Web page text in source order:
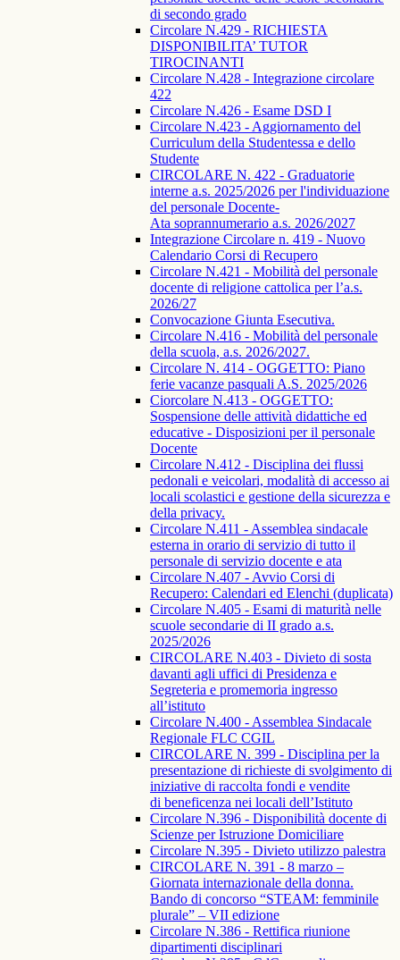
di secondo grado
Circolare N.429 - RICHIESTA
DISPONIBILITA’ TUTOR
TIROCINANTI
Circolare N.428 - Integrazione circolare
422
Circolare N.426 - Esame DSD I
Circolare N.423 - Aggiornamento del
Curriculum della Studentessa e dello
Studente
CIRCOLARE N. 422 - Graduatorie
interne a.s. 2025/2026 per l'individuazione
del personale Docente-
Ata soprannumerario a.s. 2026/2027
Integrazione Circolare n. 419 - Nuovo
Calendario Corsi di Recupero
Circolare N.421 - Mobilità del personale
docente di religione cattolica per l’a.s.
2026/27
Convocazione Giunta Esecutiva.
Circolare N.416 - Mobilità del personale
della scuola, a.s. 2026/2027.
Circolare N. 414 - OGGETTO: Piano
ferie vacanze pasquali A.S. 2025/2026
Ciorcolare N.413 - OGGETTO:
Sospensione delle attività didattiche ed
educative - Disposizioni per il personale
Docente
Circolare N.412 - Disciplina dei flussi
pedonali e veicolari, modalità di accesso ai
locali scolastici e gestione della sicurezza e
della privacy.
Circolare N.411 - Assemblea sindacale
esterna in orario di servizio di tutto il
personale di servizio docente e ata
Circolare N.407 - Avvio Corsi di
Recupero: Calendari ed Elenchi (duplicata)
Circolare N.405 - Esami di maturità nelle
scuole secondarie di II grado a.s.
2025/2026
CIRCOLARE N.403 - Divieto di sosta
davanti agli uffici di Presidenza e
Segreteria e promemoria ingresso
all’istituto
Circolare N.400 - Assemblea Sindacale
Regionale FLC CGIL
CIRCOLARE N. 399 - Disciplina per la
presentazione di richieste di svolgimento di
iniziative di raccolta fondi e vendite
di beneficenza nei locali dell’Istituto
Circolare N.396 - Disponibilità docente di
Scienze per Istruzione Domiciliare
Circolare N.395 - Divieto utilizzo palestra
CIRCOLARE N. 391 - 8 marzo –
Giornata internazionale della donna.
Bando di concorso “STEAM: femminile
plurale” – VII edizione
Circolare N.386 - Rettifica riunione
dipartimenti disciplinari